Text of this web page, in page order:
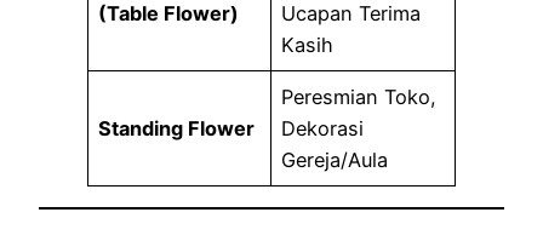
(Table Flower)
Ucapan Terima
Kasih
Standing Flower
Peresmian Toko,
Dekorasi
Gereja/Aula